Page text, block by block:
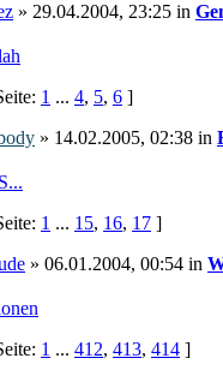
» 29.04.2004, 23:25 in
1 ... 4, 5, 6 ]
» 14.02.2005, 02:38 in
1 ... 15, 16, 17 ]
» 06.01.2004, 00:54 in
1 ... 412, 413, 414 ]